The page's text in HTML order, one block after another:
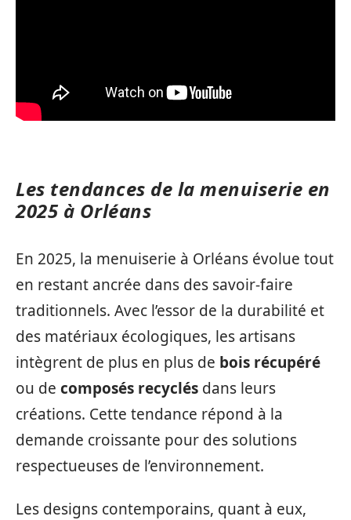
Les tendances de la menuiserie en
2025 à Orléans
En 2025, la menuiserie à Orléans évolue tout
en restant ancrée dans des savoir-faire
traditionnels. Avec l’essor de la durabilité et
des matériaux écologiques, les artisans
intègrent de plus en plus de bois récupéré
ou de composés recyclés dans leurs
créations. Cette tendance répond à la
demande croissante pour des solutions
respectueuses de l’environnement.
Les designs contemporains, quant à eux,